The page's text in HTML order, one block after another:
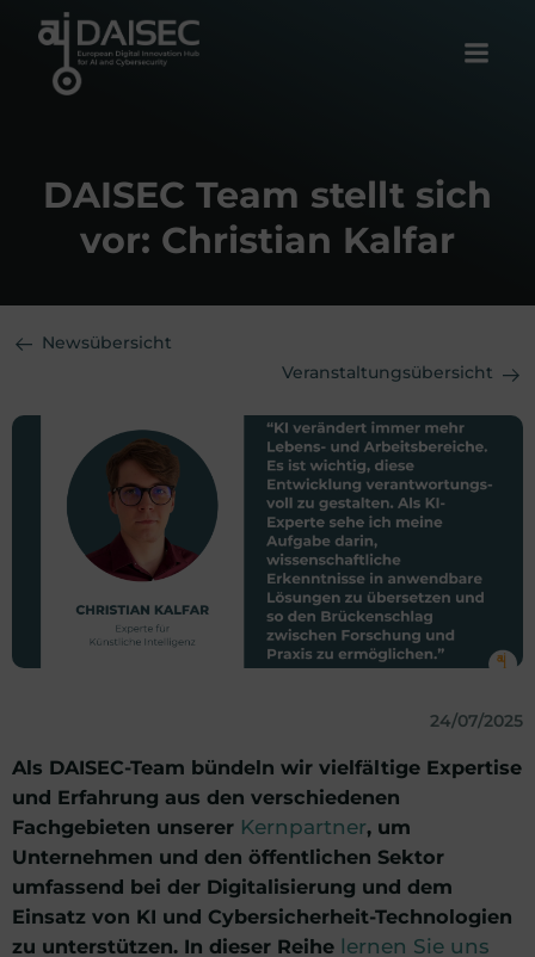
DAISEC Team stellt sich
vor: Christian Kalfar
Newsübersicht
Veranstaltungsübersicht
24/07/2025
Als DAISEC-Team bündeln wir vielfältige Expertise
und Erfahrung aus den verschiedenen
Fachgebieten unserer Kernpartner, um
Unternehmen und den öffentlichen Sektor
umfassend bei der Digitalisierung und dem
Einsatz von KI und Cybersicherheit-Technologien
zu unterstützen. In dieser Reihe lernen Sie uns